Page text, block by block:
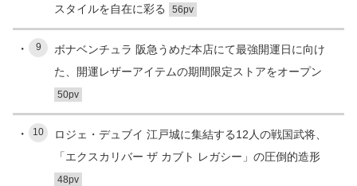
スタイルを自在に彩る
56pv
9
ボナベンチュラ 阪急うめだ本店にて最強開運日に向け
た、開運レザーアイテムの期間限定ストアをオープン
50pv
10
ロジェ・デュブイ 江戸城に集結する12人の戦国武将、
「エクスカリバー ザ カブト レガシー」の圧倒的造形
48pv